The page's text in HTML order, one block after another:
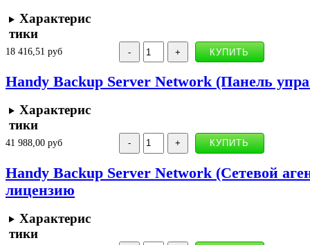
Характерис
тики
18 416,51 руб
Handy Backup Server Network (Панель
Характерис
тики
41 988,00 руб
Handy Backup Server Network (Сетевой
лицензию
Характерис
тики